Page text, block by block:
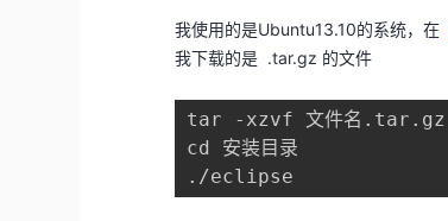
我使用的是Ubuntu13.10的系统，在
我下载的是 .tar.gz 的文件
tar -xzvf 文件名.tar.gz
cd 安装目录